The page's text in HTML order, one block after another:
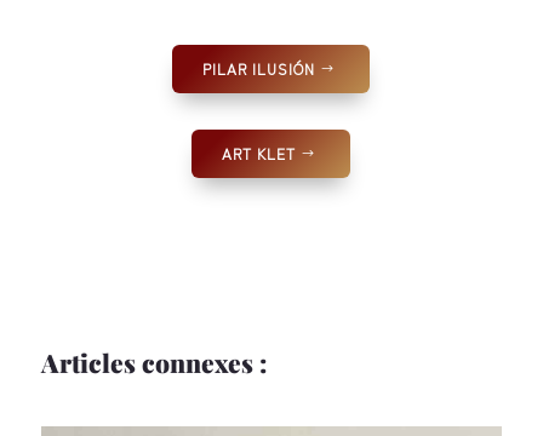
PILAR ILUSIÓN
ART KLET
Articles connexes :